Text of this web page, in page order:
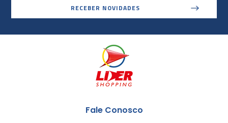
RECEBER NOVIDADES
Fale Conosco